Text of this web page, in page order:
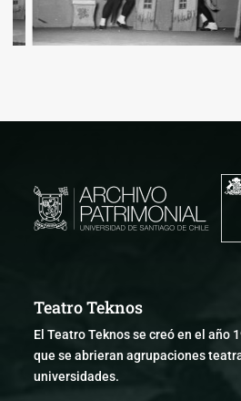
Teatro Teknos
El Teatro Teknos se creó en el año
que se abrieran agrupaciones
universidades.